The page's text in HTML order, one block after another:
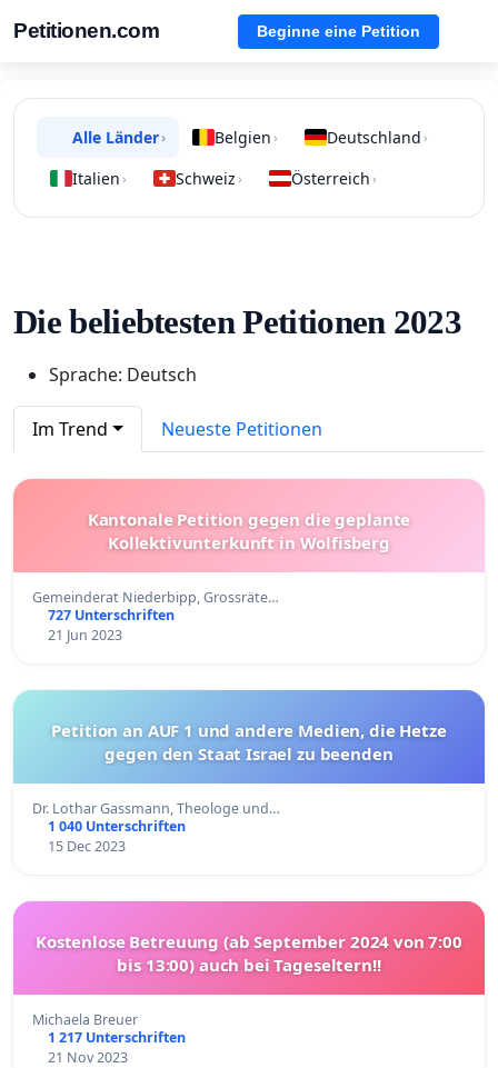
Petitionen.com Beginne eine Petition
Alle Länder› Belgien › Deutschland ›
Italien › Schweiz › Österreich ›
Die beliebtesten Petitionen 2023
Sprache: Deutsch
Im Trend Neueste Petitionen
Kantonale Petition gegen die geplante
Kollektivunterkunft in Wolfisberg
Gemeinderat Niederbipp, Grossräte…
727 Unterschriften
21 Jun 2023
Petition an AUF 1 und andere Medien, die Hetze
gegen den Staat Israel zu beenden
Dr. Lothar Gassmann, Theologe und…
1 040 Unterschriften
15 Dec 2023
Kostenlose Betreuung (ab September 2024 von 7:00
bis 13:00) auch bei Tageseltern!!
Michaela Breuer
1 217 Unterschriften
21 Nov 2023